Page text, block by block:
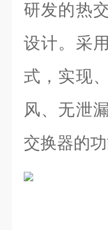
研发的热
设计。采
式，实现
风、无泄
交换器的